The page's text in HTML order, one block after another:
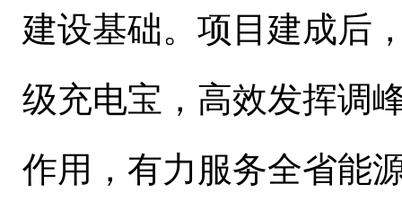
建设基础。项目建成后
级充电宝，高效发挥调
作用，有力服务全省能